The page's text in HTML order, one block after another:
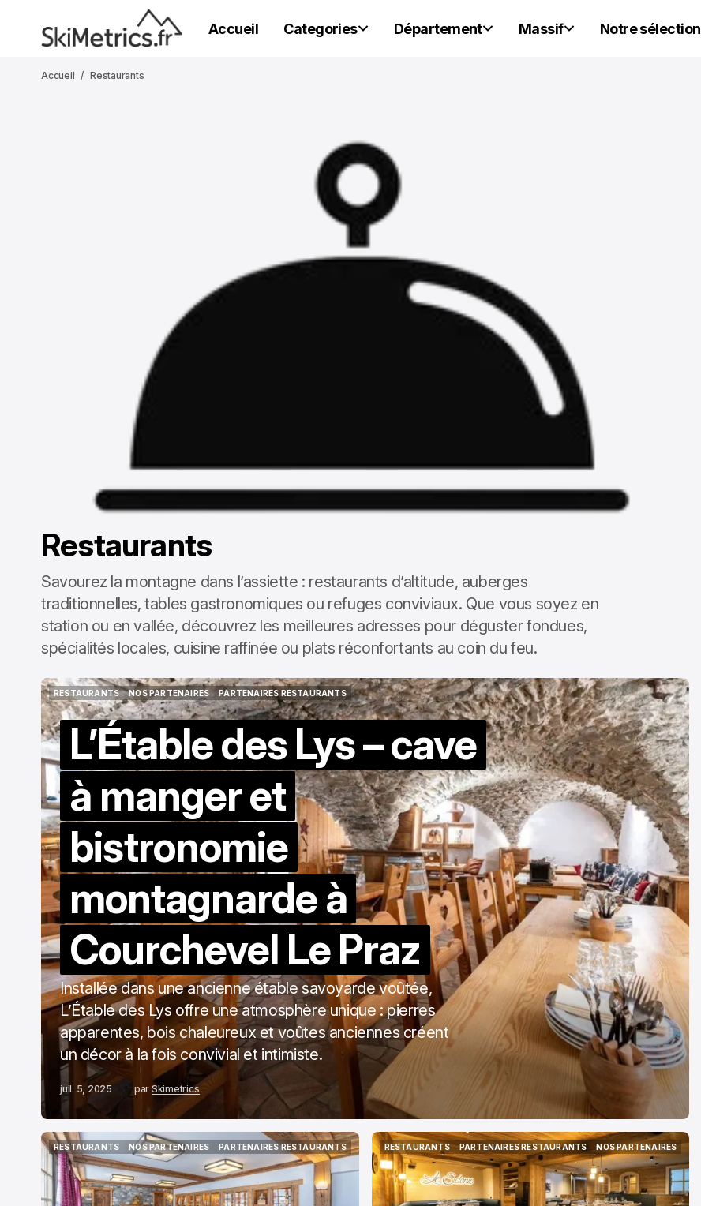
Accueil Categories Département Massif Notre sélection
Accueil Restaurants
Restaurants
Savourez la montagne dans l’assiette : restaurants d’altitude, auberges
traditionnelles, tables gastronomiques ou refuges conviviaux. Que vous soyez en
station ou en vallée, découvrez les meilleures adresses pour déguster fondues,
spécialités locales, cuisine raffinée ou plats réconfortants au coin du feu.
RESTAURANTS
RESTAURANTS
NOS PARTENAIRES
NOS PARTENAIRES
PARTENAIRES RESTAURANTS
PARTENAIRES RESTAURANTS
L’Étable des Lys – cave
à manger et
bistronomie
montagnarde à
Courchevel Le Praz
Installée dans une ancienne étable savoyarde voûtée,
L’Étable des Lys offre une atmosphère unique : pierres
apparentes, bois chaleureux et voûtes anciennes créent
un décor à la fois convivial et intimiste.
juil. 5, 2025 par Skimetrics
RESTAURANTS
RESTAURANTS
NOS PARTENAIRES
NOS PARTENAIRES
PARTENAIRES RESTAURANTS
PARTENAIRES RESTAURANTS
RESTAURANTS
RESTAURANTS
PARTENAIRES RESTAURANTS
PARTENAIRES RESTAURANTS
NOS PARTENAIRES
NOS PARTENAIRES